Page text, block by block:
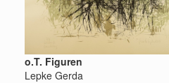
o.T. Figuren
Lepke Gerda